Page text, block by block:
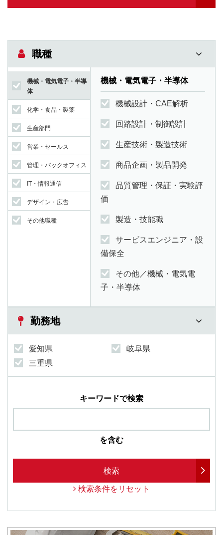
職種
機械・電気電子・半導
体
化学・食品・製薬
生産部門
営業・セールス
管理・バックオフィス
IT・情報通信
デザイン・広告
その他職種
機械・電気電子・半導体
機械設計・CAE解析
回路設計・制御設計
生産技術・製造技術
商品企画・製品開発
品質管理・保証・実験評
価
製造・技能職
サービスエンジニア・設
備保全
その他／機械・電気電
子・半導体
勤務地
愛知県
岐阜県
三重県
キーワードで検索
を含む
検索
検索条件をリセット